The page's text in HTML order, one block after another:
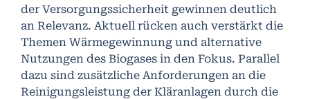
der Versorgungssicherheit gewinnen deutlich
an Relevanz. Aktuell rücken auch verstärkt die
Themen Wärmegewinnung und alternative
Nutzungen des Biogases in den Fokus. Parallel
dazu sind zusätzliche Anforderungen an die
Reinigungsleistung der Kläranlagen durch die